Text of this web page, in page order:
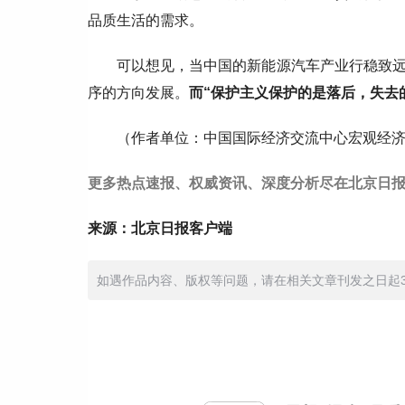
品质生活的需求。
可以想见，当中国的新能源汽车产业行稳致
序的方向发展。 而“保护主义保护的是落后，失去
（作者单位： 中国国际经济交流中心宏观经
更多热点速报、权威资讯、深度分析尽在北京日
来源：北京日报客户端
如遇作品内容、版权等问题，请在相关文章刊发之日